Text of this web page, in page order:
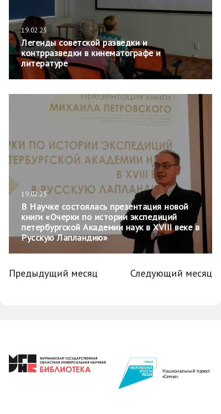
19.02.25
Легенды советской разведки и
контрразведки в кинематографе и
литературе
19.02.25
В Научке состоялась презентация новой
книги «Очерки по истории экспедиций
петербургской Академии наук в XVIII веке в
Русскую Лапландию»
Предыдущий месяц Следующий месяц
Национальный проект
«Семья»